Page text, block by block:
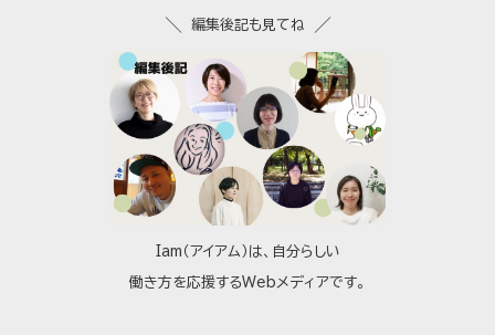
Iam（アイアム）は、自分らしい
働き方を応援するWebメディアです。
編集後記も見てね